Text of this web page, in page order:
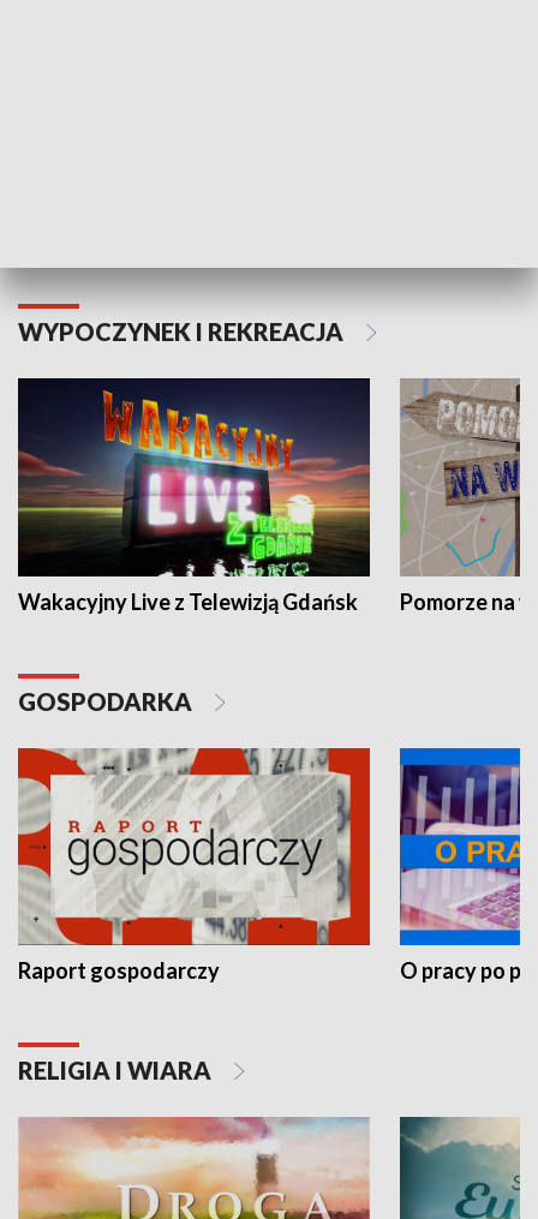
WYPOCZYNEK I REKREACJA
Wakacyjny Live z Telewizją Gdańsk Pomorze na
GOSPODARKA
Raport gospodarczy O pracy po
RELIGIA I WIARA